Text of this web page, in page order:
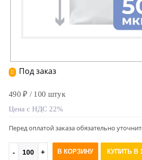
Под заказ
490 ₽ / 100 штук
Цена с НДС 22%
Перед оплатой заказа обязательно
В КОРЗИНУ КУПИТЬ В